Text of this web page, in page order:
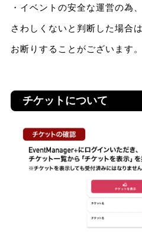
・イベントの安全な運営の為
さわしくないと判断した場合
お断りすることがございます。
チケットについて